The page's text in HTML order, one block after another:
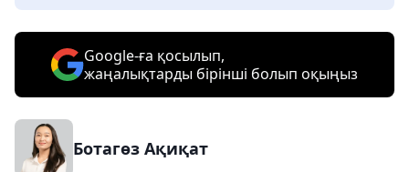
Google-ға қосылып,
жаңалықтарды бірінші болып оқыңыз
Ботагөз Ақиқат